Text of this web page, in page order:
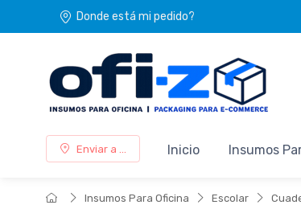
Donde está mi pedido?
Enviar a ... Inicio Insumos
Insumos Para Oficina Escolar